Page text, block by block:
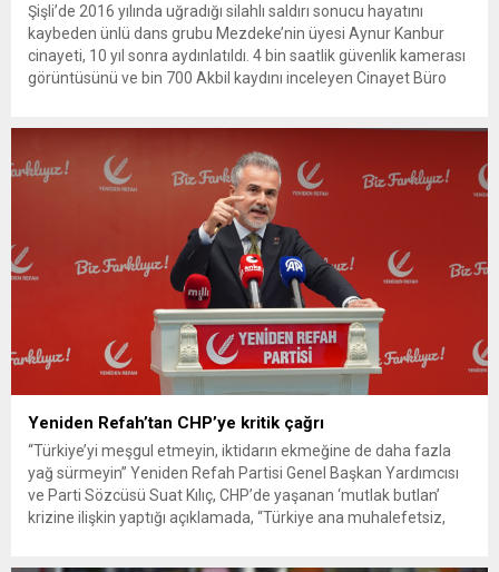
Şişli’de 2016 yılında uğradığı silahlı saldırı sonucu hayatını
kaybeden ünlü dans grubu Mezdeke’nin üyesi Aynur Kanbur
cinayeti, 10 yıl sonra aydınlatıldı. 4 bin saatlik güvenlik kamerası
görüntüsünü ve bin 700 Akbil kaydını inceleyen Cinayet Büro
Yeniden Refah’tan CHP’ye kritik çağrı
“Türkiye’yi meşgul etmeyin, iktidarın ekmeğine de daha fazla
yağ sürmeyin” Yeniden Refah Partisi Genel Başkan Yardımcısı
ve Parti Sözcüsü Suat Kılıç, CHP’de yaşanan ‘mutlak butlan’
krizine ilişkin yaptığı açıklamada, “Türkiye ana muhalefetsiz,